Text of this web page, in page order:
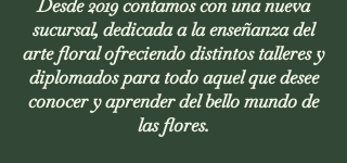
Desde 2019 contamos con una nueva
sucursal, dedicada a la enseñanza del
arte floral ofreciendo distintos talleres y
diplomados para todo aquel que desee
conocer y aprender del bello mundo de
las flores.